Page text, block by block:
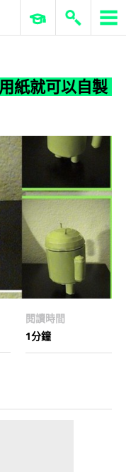
紙就可以自製了
ERP 與商業 AI
紙就可以自製
閱讀時間
1分鐘